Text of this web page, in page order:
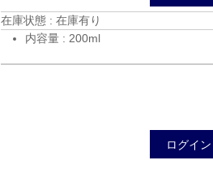
在庫状態 : 在庫有り
内容量 : 200ml
ログイン